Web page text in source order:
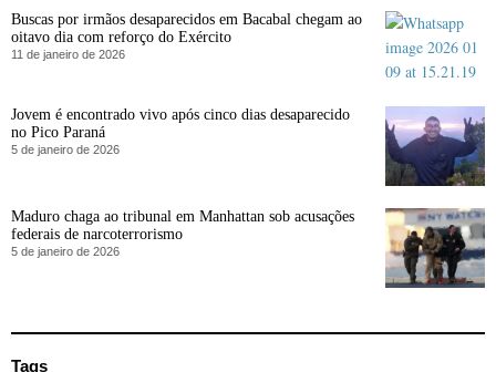
Buscas por irmãos desaparecidos em Bacabal chegam ao
oitavo dia com reforço do Exército
11 de janeiro de 2026
Jovem é encontrado vivo após cinco dias desaparecido
no Pico Paraná
5 de janeiro de 2026
Maduro chaga ao tribunal em Manhattan sob acusações
federais de narcoterrorismo
5 de janeiro de 2026
Tags